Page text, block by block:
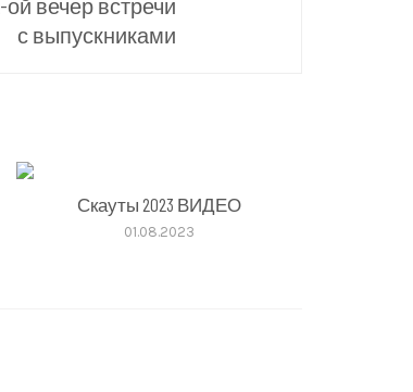
ой вечер встречи
с выпускниками
Скауты 2023 ВИДЕО
01.08.2023